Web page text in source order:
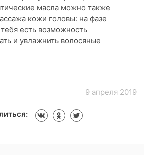
масла можно также
кожи головы: на фазе
есть возможность
и увлажнить волосяные
9 апреля 2019